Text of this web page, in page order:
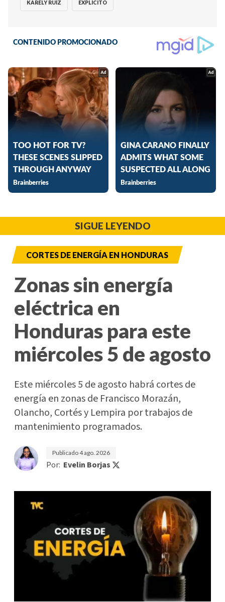
KARELY RUÍZ EXPLÍCITO
SIGUE LEYENDO
CORTES DE ENERGÍA EN HONDURAS
Zonas sin energía
eléctrica en
Honduras para este
miércoles 5 de agosto
Este miércoles 5 de agosto habrá cortes de
energía en zonas de Francisco Morazán,
Olancho, Cortés y Lempira por trabajos de
mantenimiento programados.
Publicado4 ago. 2026
Por: Evelin Borjas